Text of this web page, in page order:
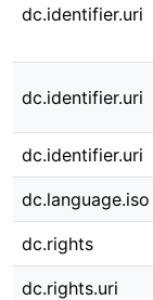
dc.identifier.uri
dc.identifier.uri
dc.identifier.uri
dc.language.iso
dc.rights
dc.rights.uri